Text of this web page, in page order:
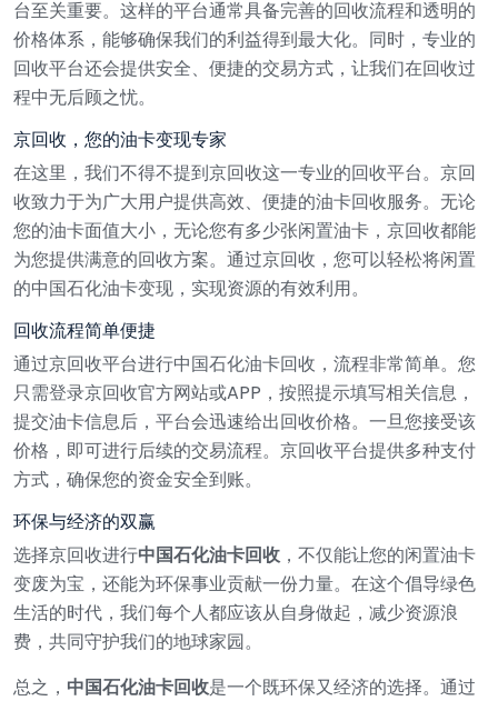
台至关重要。这样的平台通常具备完善的回收流程和透明的
价格体系，能够确保我们的利益得到最大化。同时，专业的
回收平台还会提供安全、便捷的交易方式，让我们在回收过
程中无后顾之忧。
京回收，您的油卡变现专家
在这里，我们不得不提到京回收这一专业的回收平台。京回
收致力于为广大用户提供高效、便捷的油卡回收服务。无论
您的油卡面值大小，无论您有多少张闲置油卡，京回收都能
为您提供满意的回收方案。通过京回收，您可以轻松将闲置
的中国石化油卡变现，实现资源的有效利用。
回收流程简单便捷
通过京回收平台进行中国石化油卡回收，流程非常简单。您
只需登录京回收官方网站或APP，按照提示填写相关信息，
提交油卡信息后，平台会迅速给出回收价格。一旦您接受该
价格，即可进行后续的交易流程。京回收平台提供多种支付
方式，确保您的资金安全到账。
环保与经济的双赢
选择京回收进行中国石化油卡回收，不仅能让您的闲置油卡
变废为宝，还能为环保事业贡献一份力量。在这个倡导绿色
生活的时代，我们每个人都应该从自身做起，减少资源浪
费，共同守护我们的地球家园。
总之， 中国石化油卡回收是一个既环保又经济的选择。通过